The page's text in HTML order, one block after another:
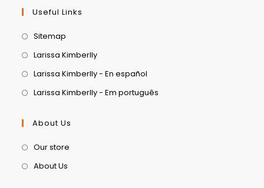
Useful Links
Sitemap
Larissa Kimberlly
Larissa Kimberlly - En español
Larissa Kimberlly - Em português
About Us
Our store
About Us